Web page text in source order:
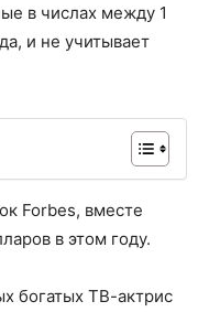
в числах между 1
и не учитывает
Forbes, вместе
в этом году.
богатых ТВ-актрис